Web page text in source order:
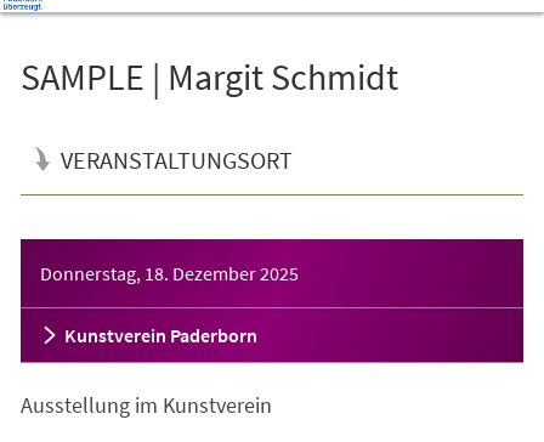
SAMPLE | Margit Schmidt
VERANSTALTUNGSORT
Donnerstag, 18. Dezember 2025
Kunstverein Paderborn
Ausstellung im Kunstverein